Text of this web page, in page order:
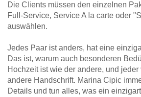
Die Clients müssen den einzelnen
Full-Service, Service A la carte oder
auswählen.
Jedes Paar ist anders, hat eine
Das ist, warum auch besonderen
Hochzeit ist wie der andere, und
andere Handschrift. Marina Cipic
Details und tun alles, was ein